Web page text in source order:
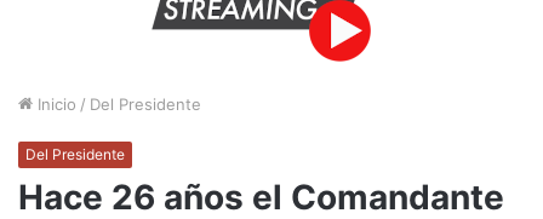
Inicio / Del Presidente
Del Presidente
Hace 26 años el Comandante